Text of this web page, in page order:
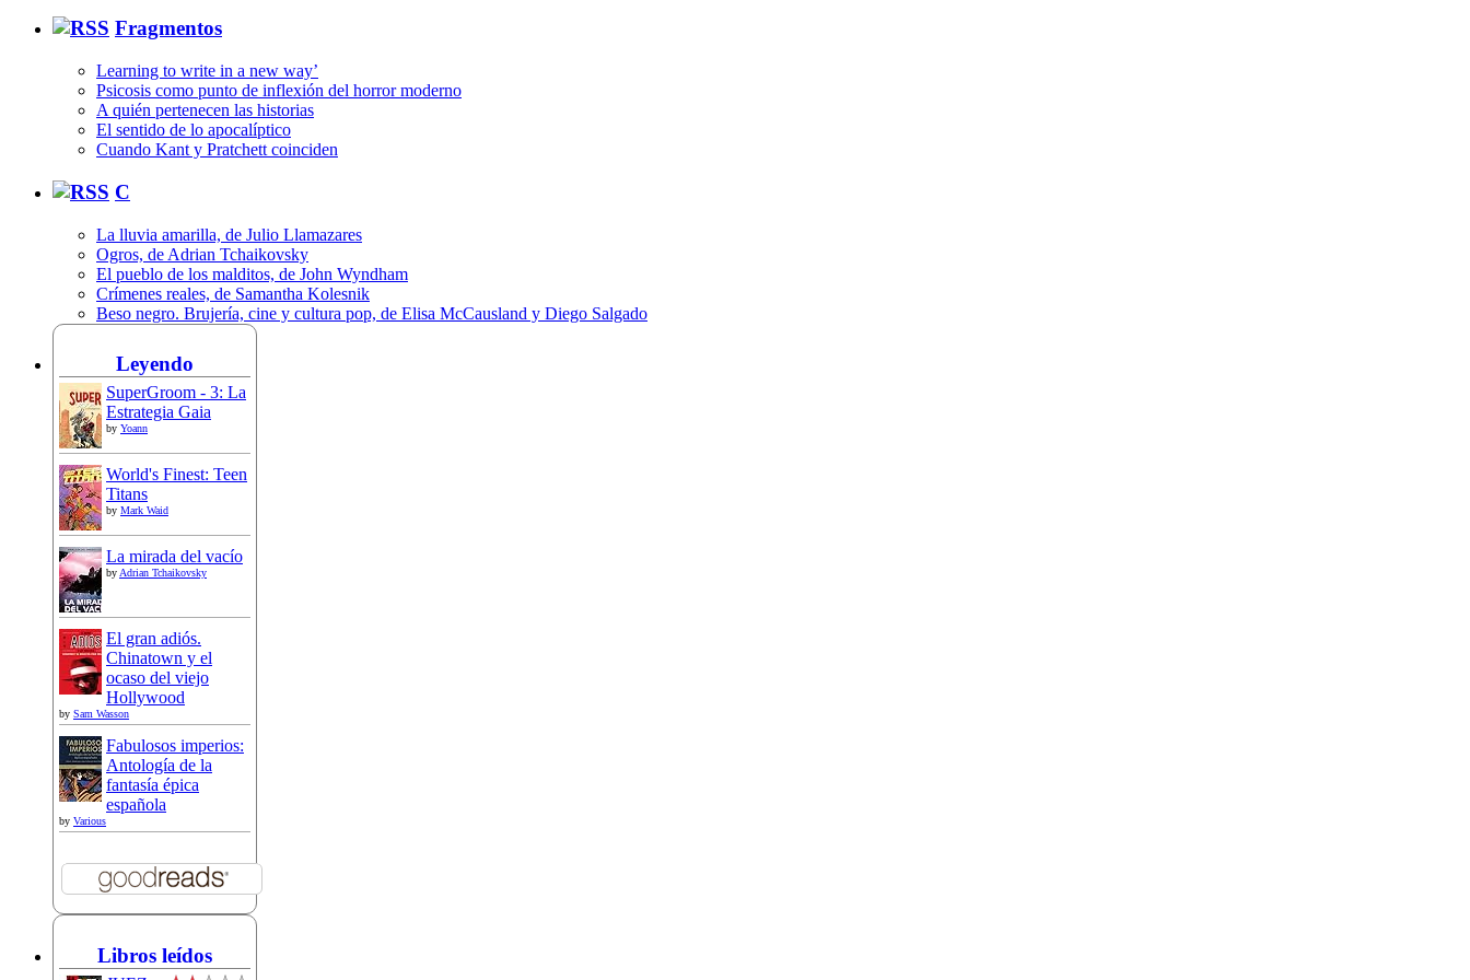
Fragmentos
Learning to write in a new way’
Psicosis como punto de inflexión del horror moderno
A quién pertenecen las historias
El sentido de lo apocalíptico
Cuando Kant y Pratchett coinciden
C
La lluvia amarilla, de Julio Llamazares
Ogros, de Adrian Tchaikovsky
El pueblo de los malditos, de John Wyndham
Crímenes reales, de Samantha Kolesnik
Beso negro. Brujería, cine y cultura pop, de Elisa McCausland y Diego Salgado
Leyendo
SuperGroom - 3: La
Estrategia Gaia
by Yoann
World's Finest: Teen
Titans
by Mark Waid
La mirada del vacío
byAdrian Tchaikovsky
El gran adiós.
Chinatown y el
ocaso del viejo
Hollywood
by Sam Wasson
Fabulosos imperios:
Antología de la
fantasía épica
española
by Various
Libros leídos